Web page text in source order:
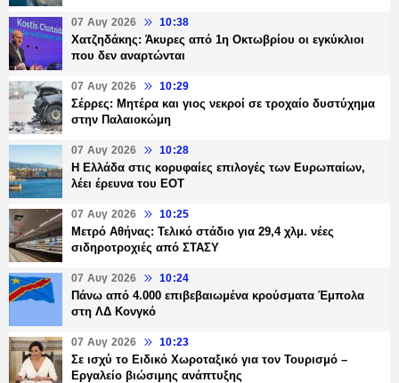
07 Αυγ 2026 10:38
Χατζηδάκης: Άκυρες από 1η Οκτωβρίου οι εγκύκλιοι
που δεν αναρτώνται
07 Αυγ 2026 10:29
Σέρρες: Μητέρα και γιος νεκροί σε τροχαίο δυστύχημα
στην Παλαιοκώμη
07 Αυγ 2026 10:28
Η Ελλάδα στις κορυφαίες επιλογές των Ευρωπαίων,
λέει έρευνα του ΕΟΤ
07 Αυγ 2026 10:25
Μετρό Αθήνας: Τελικό στάδιο για 29,4 χλμ. νέες
σιδηροτροχιές από ΣΤΑΣΥ
07 Αυγ 2026 10:24
Πάνω από 4.000 επιβεβαιωμένα κρούσματα Έμπολα
στη ΛΔ Κονγκό
07 Αυγ 2026 10:23
Σε ισχύ το Ειδικό Χωροταξικό για τον Τουρισμό –
Εργαλείο βιώσιμης ανάπτυξης